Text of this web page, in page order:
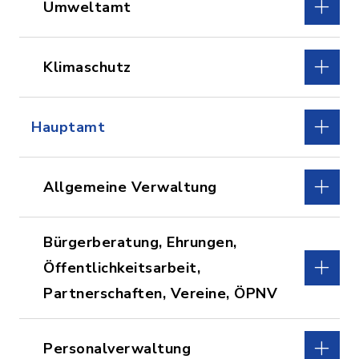
Umweltamt
Klimaschutz
Hauptamt
Allgemeine Verwaltung
Bürgerberatung, Ehrungen,
Öffentlichkeitsarbeit,
Partnerschaften, Vereine, ÖPNV
Personalverwaltung